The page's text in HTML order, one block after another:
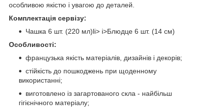
особливою якістю і увагою до деталей.
Комплектація сервізу:
Чашка 6 шт. (220 мл)li> i>Блюдце 6 шт. (14 см)
Особливості:
французька якість матеріалів, дизайнів і декорів;
стійкість до пошкоджень при щоденному
використанні;
виготовлено із загартованого скла - найбільш
гігієнічного матеріалу;